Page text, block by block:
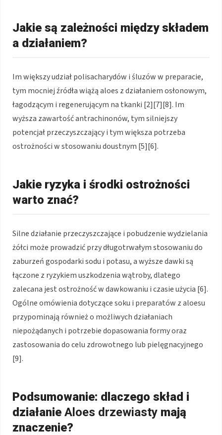
Jakie są zależności między składem
a działaniem?
Im większy udział polisacharydów i śluzów w preparacie,
tym mocniej źródła wiążą aloes z działaniem osłonowym,
łagodzącym i regenerującym na tkanki [2][7][8]. Im
wyższa zawartość antrachinonów, tym silniejszy
potencjał przeczyszczający i tym większa potrzeba
ostrożności w stosowaniu doustnym [5][6].
Jakie ryzyka i środki ostrożności
warto znać?
Silne działanie przeczyszczające i pobudzenie wydzielania
żółci może prowadzić przy długotrwałym stosowaniu do
zaburzeń gospodarki sodu i potasu, a wyższe dawki są
łączone z ryzykiem uszkodzenia wątroby, dlatego
zalecana jest ostrożność w dawkowaniu i czasie użycia [6].
Ogólne omówienia dotyczące soku i preparatów z aloesu
przypominają również o możliwych działaniach
niepożądanych i potrzebie dopasowania formy oraz
zastosowania do celu zdrowotnego lub pielęgnacyjnego
[9].
Podsumowanie: dlaczego skład i
działanie Aloes drzewiasty mają
znaczenie?